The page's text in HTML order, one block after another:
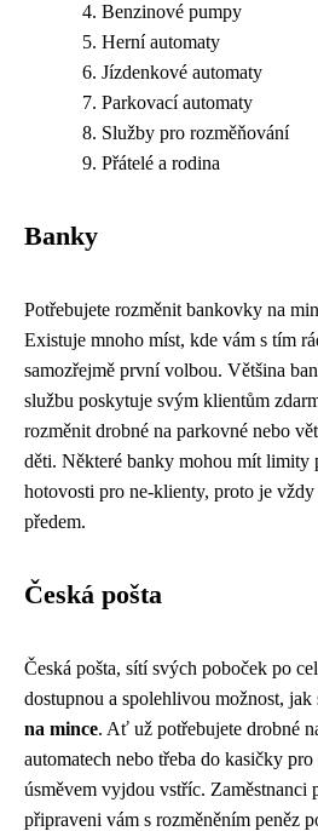
Benzinové pumpy
Herní automaty
Jízdenkové automaty
Parkovací automaty
Služby pro rozměňování
Přátelé a rodina
Banky
Potřebujete rozměnit bankovky na
Existuje mnoho míst, kde vám s tím
samozřejmě první volbou. Většina
službu poskytuje svým klientům
rozměnit drobné na parkovné nebo
děti. Některé banky mohou mít limity
hotovosti pro ne-klienty, proto je
předem.
Česká pošta
Česká pošta, sítí svých poboček po
dostupnou a spolehlivou možnost, jak
na mince. Ať už potřebujete drobné
automatech nebo třeba do kasičky
úsměvem vyjdou vstříc. Zaměstnanci
připraveni vám s rozměněním peněz